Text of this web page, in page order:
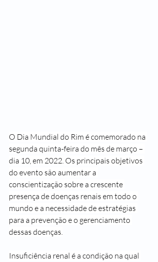
O Dia Mundial do Rim é comemorado na
segunda quinta-feira do mês de março –
dia 10, em 2022. Os principais objetivos
do evento são aumentar a
conscientização sobre a crescente
presença de doenças renais em todo o
mundo e a necessidade de estratégias
para a prevenção e o gerenciamento
dessas doenças.
Insuficiência renal é a condição na qual